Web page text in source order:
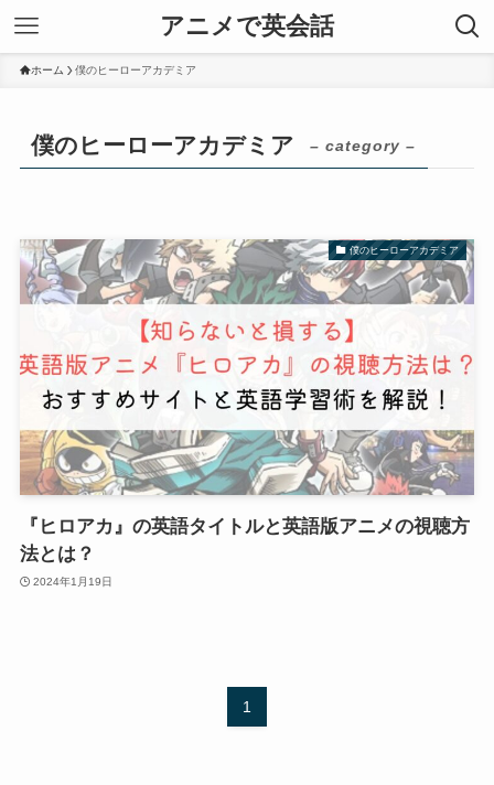
アニメで英会話
ホーム 僕のヒーローアカデミア
僕のヒーローアカデミア – category –
僕のヒーローアカデミア
『ヒロアカ』の英語タイトルと英語版アニメの視聴方
法とは？
2024年1月19日
1